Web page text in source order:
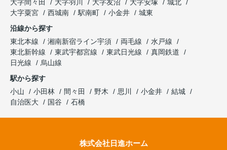
大字間々田
大字羽川 大字友沼 大字安塚
城北
大字粟宮
西城南 駅南町 小金井
城東
沿線から探す
東北本線
湘南新宿ライン宇須 両毛線
水戸線
東北新幹線
東武宇都宮線 東武日光線
真岡鉄道
日光線
烏山線
駅から探す
小山
小田林 間々田 野木 思川 小金井
結城
自治医大
国谷 石橋
株式会社日進ホーム